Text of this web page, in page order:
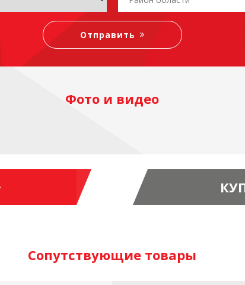
Фото и видео
Сопутствующие товары